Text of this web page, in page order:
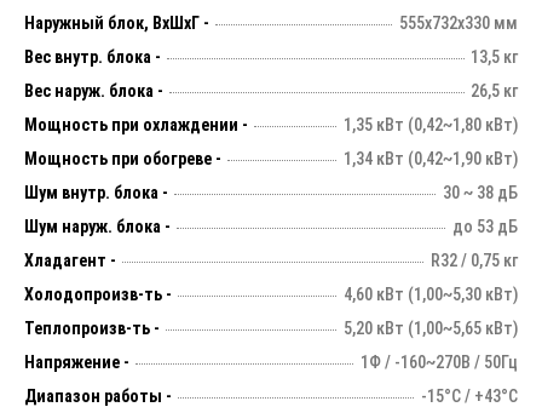
Наружный блок, ВхШхГ -
555x732х330 мм
Вес внутр. блока -
13,5 кг
Вес наруж. блока -
26,5 кг
Мощность при охлаждении -
1,35 кВт (0,42~1,80 кВт)
Мощность при обогреве -
1,34 кВт (0,42~1,90 кВт)
Шум внутр. блока -
30 ~ 38 дБ
Шум наруж. блока -
до 53 дБ
Хладагент -
R32 / 0,75 кг
Холодопроизв-ть -
4,60 кВт (1,00~5,30 кВт)
Теплопроизв-ть -
5,20 кВт (1,00~5,65 кВт)
Напряжение -
1Ф / -160~270В / 50Гц
Диапазон работы -
-15°С / +43°С